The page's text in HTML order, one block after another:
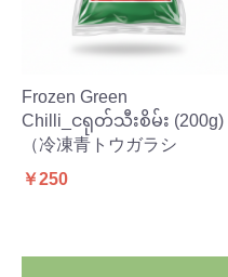
Frozen Green
Chilli_ငရုတ်သီးစိမ်း (200g)
（冷凍青トウガラシ
￥250